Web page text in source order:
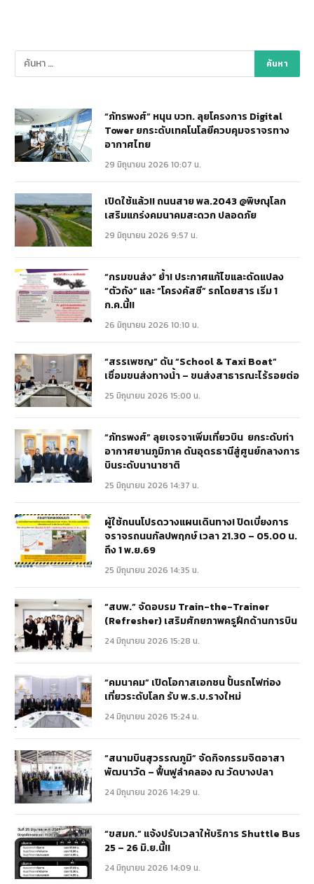
“ภัทรพงศ์” หนุน บวท. ลุยโครงการ Digital
Tower ยกระดับเทคโนโลยีควบคุมจราจรทาง
อากาศไทย
29 มิถุนายน 2026 10:07 น.
เปิดใช้แล้ว!! ถนนสาย พล.2043 @พิษณุโลก
เสริมแกร่งคมนาคมสะดวก ปลอดภัย
29 มิถุนายน 2026 9:57 น.
“กรมขนส่ง” ย้ำ! ประกาศแก้ไขและดัดแปลง
“ตัวถัง” และ “โครงคัสซี” รถโดยสาร เริ่ม 1
ก.ค.นี้!!
26 มิถุนายน 2026 10:10 น.
“สรรเพชญ” ดัน “School & Taxi Boat”
เชื่อมขนส่งทางน้ำ – ขนส่งสาธารณะไร้รอยต่อ
25 มิถุนายน 2026 15:00 น.
“ภัทรพงศ์” ลุยเจรจาเพิ่มเที่ยวบิน ยกระดับท่า
อากาศยานภูมิภาค ดันอุดรธานีสู่ศูนย์กลางการ
บินระดับนานาชาติ
25 มิถุนายน 2026 14:37 น.
ผู้ใช้ถนนโปรดวางแผนเดินทาง! ปิดเบี่ยงการ
จราจรถนนกัลปพฤกษ์ เวลา 21.30 – 05.00 น.
ถึง 1 พ.ย.69
25 มิถุนายน 2026 14:35 น.
“สบพ.” จัดอบรม Train-the-Trainer
(Refresher) เสริมศักยภาพครูฝึกด้านการบิน
24 มิถุนายน 2026 15:28 น.
“คมนาคม” เปิดโอกาสเอกชน ปั้นรถไฟท่อง
เที่ยวระดับโลก รับ พ.ร.บ.รางใหม่
24 มิถุนายน 2026 15:24 น.
“สนามบินสุวรรณภูมิ” จัดกิจกรรมจิตอาสา
พัฒนาวัด – ฟื้นฟูลำคลอง ณ วัดบางปลา
24 มิถุนายน 2026 14:29 น.
“ขสมก.” แจ้งปรับเวลาให้บริการ Shuttle Bus
25 – 26 มิ.ย.นี้!!
24 มิถุนายน 2026 14:09 น.